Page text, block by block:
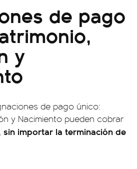
de pago
y
de pago único:
y Nacimiento pueden cobrar
sin importar la terminación de